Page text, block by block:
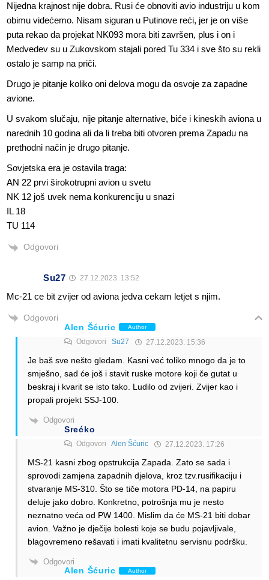
Nijedna krajnost nije dobra. Rusi će obnoviti avio industriju u kom
obimu videćemo. Nisam siguran u Putinove reći, jer je on više
puta rekao da projekat NK093 mora biti završen, plus i on i
Medvedev su u Zukovskom stajali pored Tu 334 i sve što su rekli
ostalo je samp na priči.
Drugo je pitanje koliko oni delova mogu da osvoje za zapadne
avione.
U svakom slučaju, nije pitanje alternative, biće i kineskih aviona u
narednih 10 godina ali da li treba biti otvoren prema Zapadu na
prethodni način je drugo pitanje.
Sovjetska era je ostavila traga:
AN 22 prvi širokotrupni avion u svetu
NK 12 još uvek nema konkurenciju u snazi
IL 18
TU 114
Odgovori
Su27 27.12.2023. 13:52
Mc-21 ce bit zvijer od aviona jedva cekam letjet s njim.
Odgovori
Alen Šćuric
Author
Odgovori Su27 27.12.2023. 15:36
Je baš sve nešto gledam. Kasni već toliko mnogo da je to
smješno, sad će još i stavit ruske motore koji če gutat u
beskraj i kvarit se isto tako. Ludilo od zvijeri. Zvijer kao i
propali projekt SSJ-100.
Odgovori
Srećko
Odgovori Alen Šćuric 27.12.2023. 17:26
MS-21 kasni zbog opstrukcija Zapada. Zato se sada i
sprovodi zamjena zapadnih djelova, kroz tzv.rusifikaciju i
stvaranje MS-310. Što se tiče motora PD-14, na papiru
deluje jako dobro. Konkretno, potrošnja mu je nesto
neznatno veća od PW 1400. Mislim da će MS-21 biti dobar
avion. Važno je dječije bolesti koje se budu pojavljivale,
blagovremeno rešavati i imati kvalitetnu servisnu podršku.
Odgovori
Alen Šćuric Author